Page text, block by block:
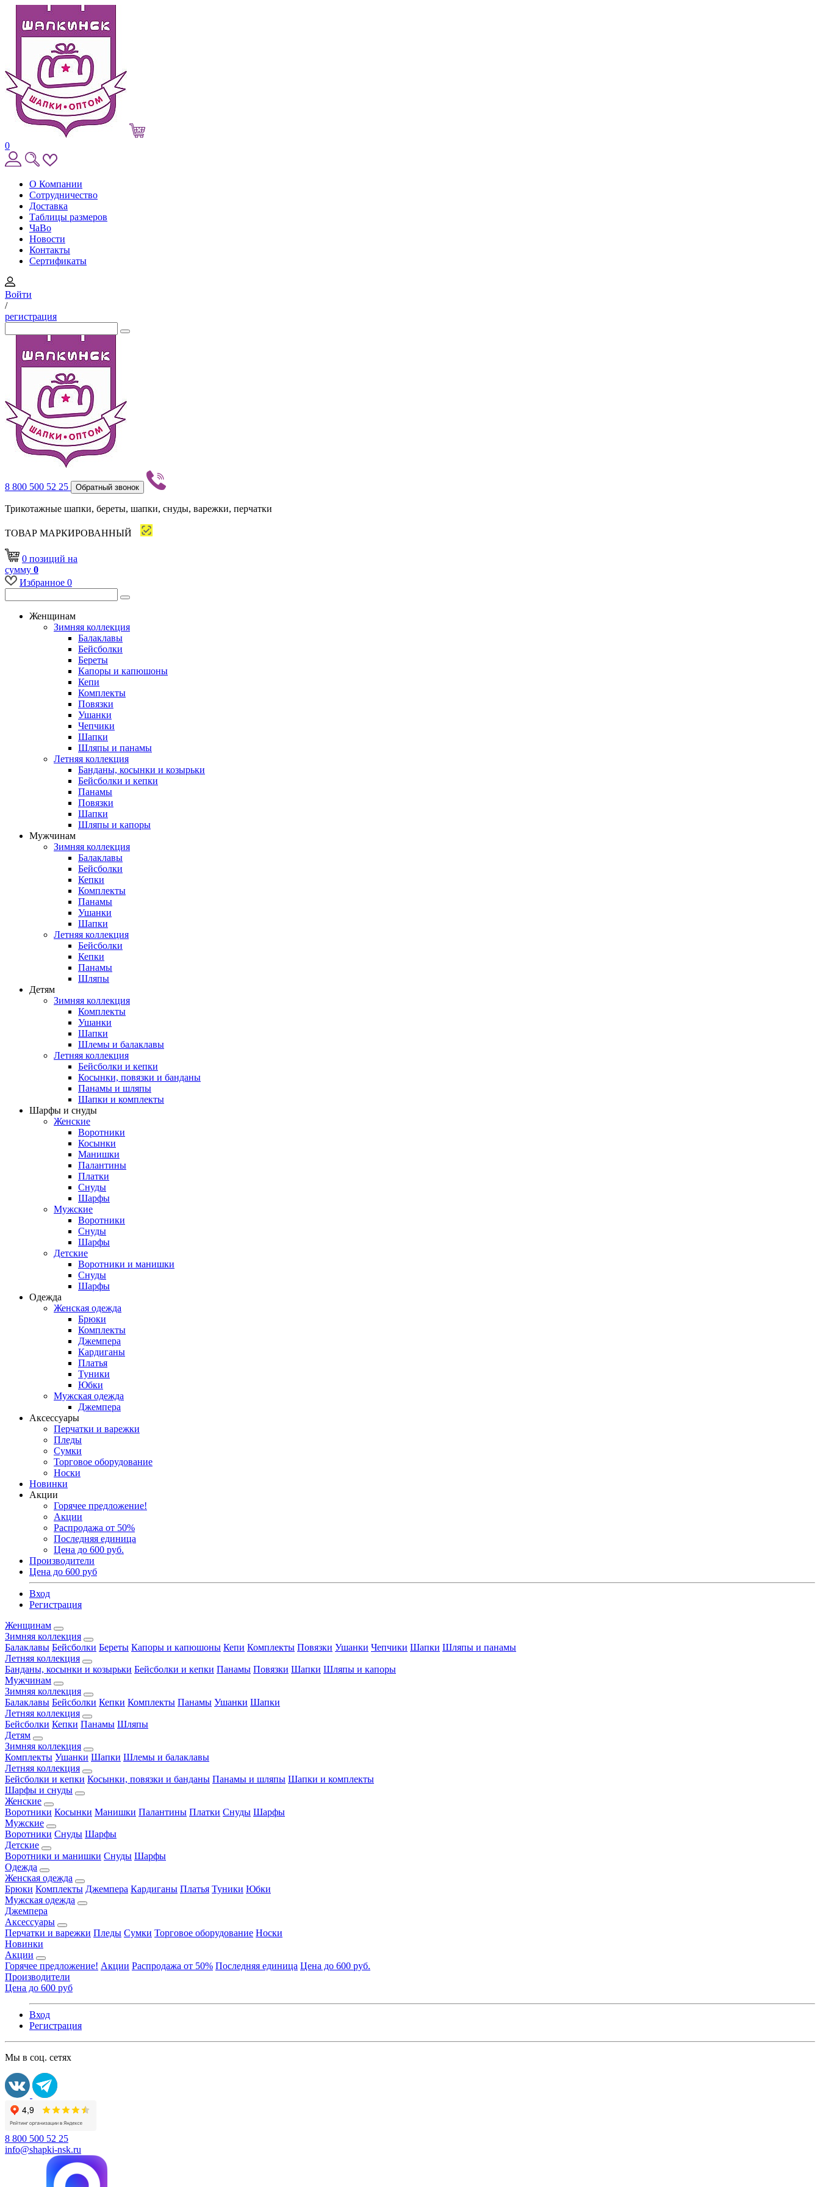
0
О Компании
Сотрудничество
Доставка
Таблицы размеров
ЧаВо
Новости
Контакты
Сертификаты
Войти
/
регистрация
8 800 500 52 25 Обратный звонок
Трикотажные шапки, береты, шапки, снуды, варежки, перчатки
ТОВАР МАРКИРОВАННЫЙ
0 позиций на
сумму 0
Избранное 0
Женщинам
Зимняя коллекция
Балаклавы
Бейсболки
Береты
Капоры и капюшоны
Кепи
Комплекты
Повязки
Ушанки
Чепчики
Шапки
Шляпы и панамы
Летняя коллекция
Банданы, косынки и козырьки
Бейсболки и кепки
Панамы
Повязки
Шапки
Шляпы и капоры
Мужчинам
Зимняя коллекция
Балаклавы
Бейсболки
Кепки
Комплекты
Панамы
Ушанки
Шапки
Летняя коллекция
Бейсболки
Кепки
Панамы
Шляпы
Детям
Зимняя коллекция
Комплекты
Ушанки
Шапки
Шлемы и балаклавы
Летняя коллекция
Бейсболки и кепки
Косынки, повязки и банданы
Панамы и шляпы
Шапки и комплекты
Шарфы и снуды
Женские
Воротники
Косынки
Манишки
Палантины
Платки
Снуды
Шарфы
Мужские
Воротники
Снуды
Шарфы
Детские
Воротники и манишки
Снуды
Шарфы
Одежда
Женская одежда
Брюки
Комплекты
Джемпера
Кардиганы
Платья
Туники
Юбки
Мужская одежда
Джемпера
Аксессуары
Перчатки и варежки
Пледы
Сумки
Торговое оборудование
Носки
Новинки
Акции
Горячее предложение!
Акции
Распродажа от 50%
Последняя единица
Цена до 600 руб.
Производители
Цена до 600 руб
Вход
Регистрация
Женщинам
Зимняя коллекция
Балаклавы Бейсболки Береты Капоры и капюшоны Кепи Комплекты Повязки Ушанки Чепчики Шапки Шляпы и панамы
Летняя коллекция
Банданы, косынки и козырьки Бейсболки и кепки Панамы Повязки Шапки Шляпы и капоры
Мужчинам
Зимняя коллекция
Балаклавы Бейсболки Кепки Комплекты Панамы Ушанки Шапки
Летняя коллекция
Бейсболки Кепки Панамы Шляпы
Детям
Зимняя коллекция
Комплекты Ушанки Шапки Шлемы и балаклавы
Летняя коллекция
Бейсболки и кепки Косынки, повязки и банданы Панамы и шляпы Шапки и комплекты
Шарфы и снуды
Женские
Воротники Косынки Манишки Палантины Платки Снуды Шарфы
Мужские
Воротники Снуды Шарфы
Детские
Воротники и манишки Снуды Шарфы
Одежда
Женская одежда
Брюки Комплекты Джемпера Кардиганы Платья Туники Юбки
Мужская одежда
Джемпера
Аксессуары
Перчатки и варежки Пледы Сумки Торговое оборудование Носки
Новинки
Акции
Горячее предложение! Акции Распродажа от 50% Последняя единица Цена до 600 руб.
Производители
Цена до 600 руб
Вход
Регистрация
Мы в соц. сетях
8 800 500 52 25
info@shapki-nsk.ru